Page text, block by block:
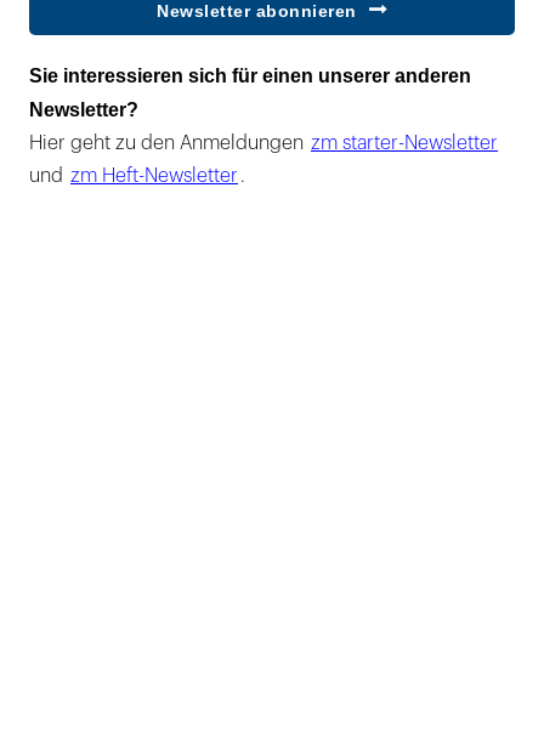
Newsletter abonnieren
Sie interessieren sich für einen unserer anderen
Newsletter?
Hier geht zu den Anmeldungen zm starter-Newsletter
und zm Heft-Newsletter .